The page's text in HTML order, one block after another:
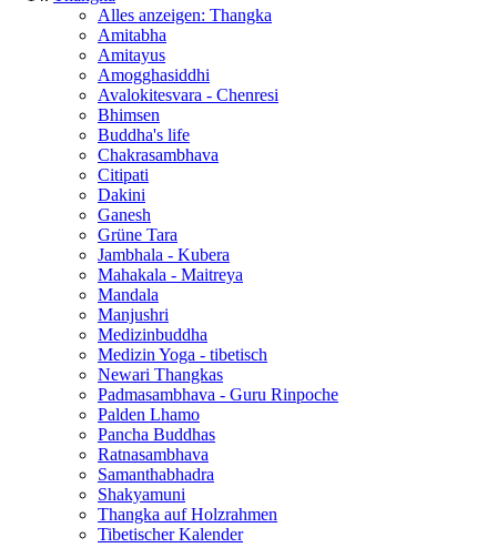
Alles anzeigen: Thangka
Amitabha
Amitayus
Amogghasiddhi
Avalokitesvara - Chenresi
Bhimsen
Buddha's life
Chakrasambhava
Citipati
Dakini
Ganesh
Grüne Tara
Jambhala - Kubera
Mahakala - Maitreya
Mandala
Manjushri
Medizinbuddha
Medizin Yoga - tibetisch
Newari Thangkas
Padmasambhava - Guru Rinpoche
Palden Lhamo
Pancha Buddhas
Ratnasambhava
Samanthabhadra
Shakyamuni
Thangka auf Holzrahmen
Tibetischer Kalender